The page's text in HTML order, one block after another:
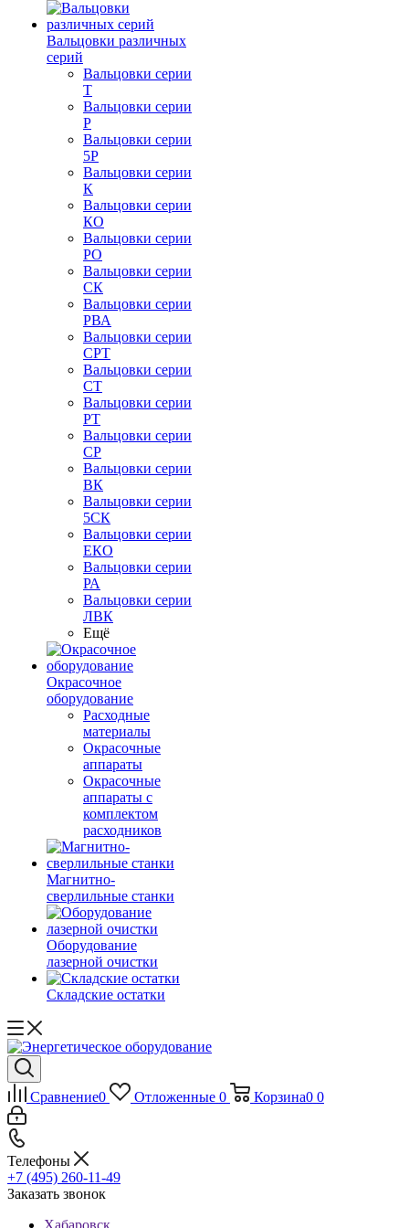
Вальцовки различных
серий
Вальцовки серии
Т
Вальцовки серии
Р
Вальцовки серии
5Р
Вальцовки серии
К
Вальцовки серии
КО
Вальцовки серии
РО
Вальцовки серии
СК
Вальцовки серии
РВА
Вальцовки серии
СРТ
Вальцовки серии
СТ
Вальцовки серии
РТ
Вальцовки серии
СР
Вальцовки серии
ВК
Вальцовки серии
5СК
Вальцовки серии
ЕКО
Вальцовки серии
РА
Вальцовки серии
ЛВК
Ещё
Окрасочное
оборудование
Расходные
материалы
Окрасочные
аппараты
Окрасочные
аппараты с
комплектом
расходников
Магнитно-
сверлильные станки
Оборудование
лазерной очистки
Складские остатки
Сравнение0 Отложенные 0 Корзина0 0
Телефоны
+7 (495) 260-11-49
Заказать звонок
Хабаровск